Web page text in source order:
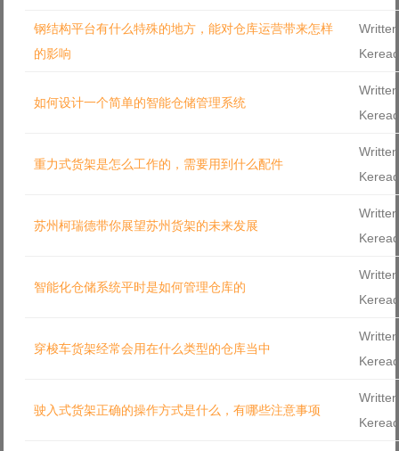
钢结构平台有什么特殊的地方，能对仓库运营带来怎样
的影响
Keread
如何设计一个简单的智能仓储管理系统
Keread
重力式货架是怎么工作的，需要用到什么配件
Keread
苏州柯瑞德带你展望苏州货架的未来发展
Keread
智能化仓储系统平时是如何管理仓库的
Keread
穿梭车货架经常会用在什么类型的仓库当中
Keread
驶入式货架正确的操作方式是什么，有哪些注意事项
Keread
Forgot your password?
Forgot your username?